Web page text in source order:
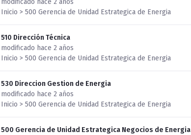
modificado hace 2 años
Inicio > 500 Gerencia de Unidad Estrategica de Energia
510 Dirección Técnica
modificado hace 2 años
Inicio > 500 Gerencia de Unidad Estrategica de Energia
530 Direccion Gestion de Energia
modificado hace 2 años
Inicio > 500 Gerencia de Unidad Estrategica de Energia
500 Gerencia de Unidad Estrategica Negocios de Energia